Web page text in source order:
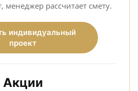
менеджер рассчитает смету.
индивидуальный
проект
Акции